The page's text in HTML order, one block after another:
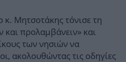
Μητσοτάκης τόνισε τη
και προλαμβάνειν» και
των νησιών να
ακολουθώντας τις οδηγίες